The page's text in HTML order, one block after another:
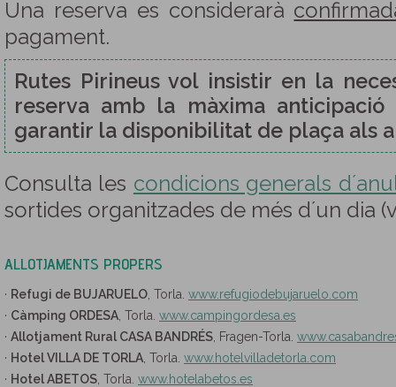
Una reserva es considerarà
pagament.
Rutes Pirineus vol insistir en la
reserva amb la màxima
garantir la disponibilitat de plaça als
Consulta les condicions generals
sortides organitzades de més d´un dia
ALLOTJAMENTS PROPERS
· Refugi de BUJARUELO , Torla. www.refugiodebujaruelo.com
· Càmping ORDESA , Torla. www.campingordesa.es
· Allotjament Rural CASA BANDRÉS , Fragen-Torla.
· Hotel VILLA DE TORLA , Torla. www.hotelvilladetorla.com
· Hotel ABETOS , Torla. www.hotelabetos.es